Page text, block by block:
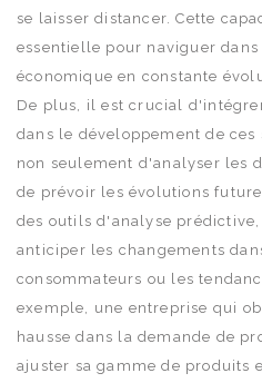
se laisser distancer. Cette
essentielle pour naviguer
économique en constante
De plus, il est crucial
dans le développement de
non seulement d'analyser les
de prévoir les évolutions
des outils d'analyse
anticiper les changements
consommateurs ou les
exemple, une entreprise qui
hausse dans la demande de
ajuster sa gamme de produits